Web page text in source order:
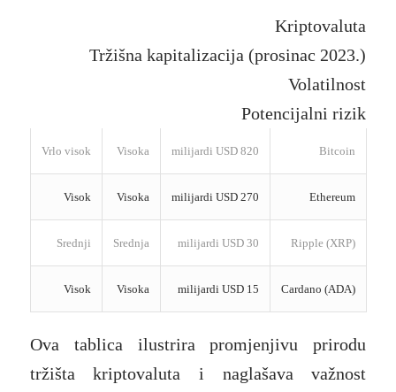
Kriptovaluta
Tržišna kapitalizacija (prosinac 2023.)
Volatilnost
Potencijalni rizik
Bitcoin
820 milijardi USD
Visoka
Vrlo visok
Ethereum
270 milijardi USD
Visoka
Visok
Ripple (XRP)
30 milijardi USD
Srednja
Srednji
Cardano (ADA)
15 milijardi USD
Visoka
Visok
Ova tablica ilustrira promjenjivu prirodu
tržišta kriptovaluta i naglašava važnost